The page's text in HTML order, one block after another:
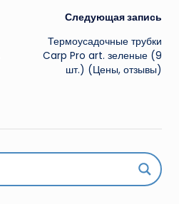
Следующая запись
Термоусадочные трубки
Carp Pro art. зеленые (9
шт.) (Цены, отзывы)